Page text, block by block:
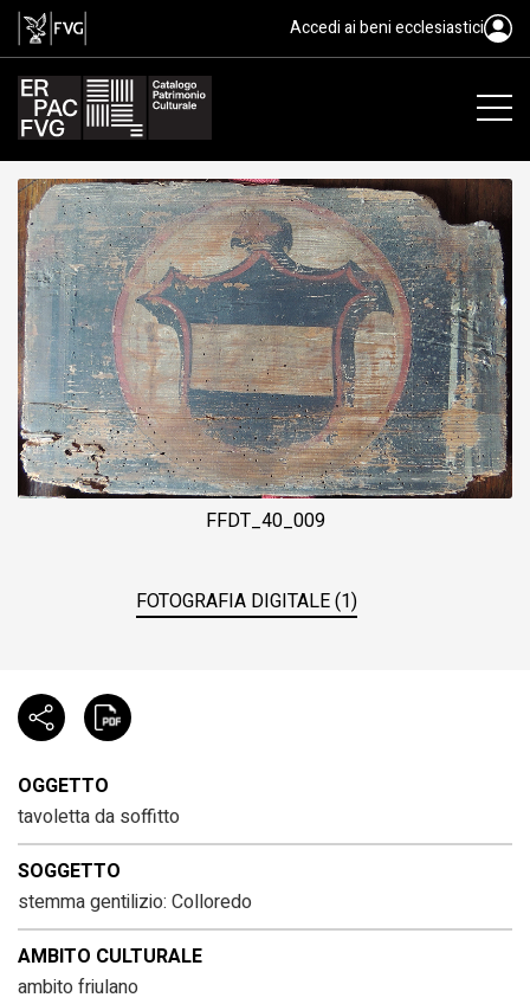
tavoletta da soffitto, ambito
Accedi ai beni ecclesiastici
FFDT_40_009
FOTOGRAFIA DIGITALE (1)
OGGETTO
tavoletta da soffitto
SOGGETTO
stemma gentilizio: Colloredo
AMBITO CULTURALE
ambito friulano